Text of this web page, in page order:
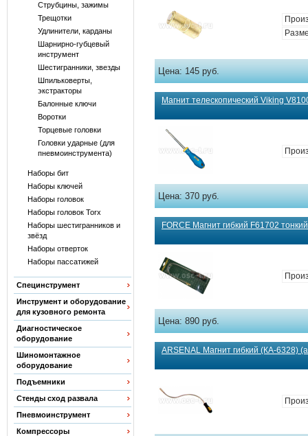
Струбцины, зажимы
Трещотки
Удлинители, карданы
Шарнирно-губцевый
инструмент
Шестигранники, звезды
Шпильковерты,
экстракторы
Балонные ключи
Воротки
Торцевые головки
Головки ударные (для
пневмоинструмента)
Наборы бит
Наборы ключей
Наборы головок
Наборы головок Torx
Наборы шестигранников и
звёзд
Наборы отверток
Наборы пассатижей
Специнструмент
Инструмент и оборудование
для кузовного ремонта
Диагностическое
оборудование
Шиномонтажное
оборудование
Подъемники
Стенды сход развала
Пневмоинструмент
Компрессоры
Цена:145 руб.
Магнит телескопический Viking
Цена:370 руб.
FORCE Магнит гибкий F61702
Цена:890 руб.
ARSENAL Магнит гибкий (КА-6328)